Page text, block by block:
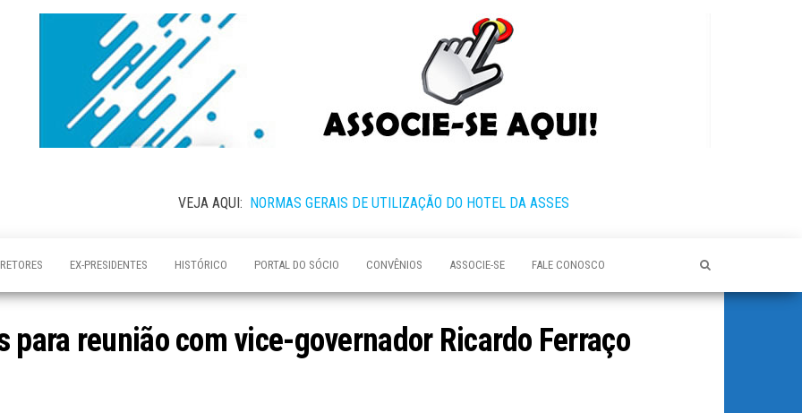
VEJA AQUI: NORMAS GERAIS DE UTILIZAÇÃO DO HOTEL DA ASSES
EX-PRESIDENTES HISTÓRICO PORTAL DO SÓCIO CONVÊNIOS ASSOCIE-SE FALE CONOSCO
para reunião com vice-governador Ricardo Ferraço